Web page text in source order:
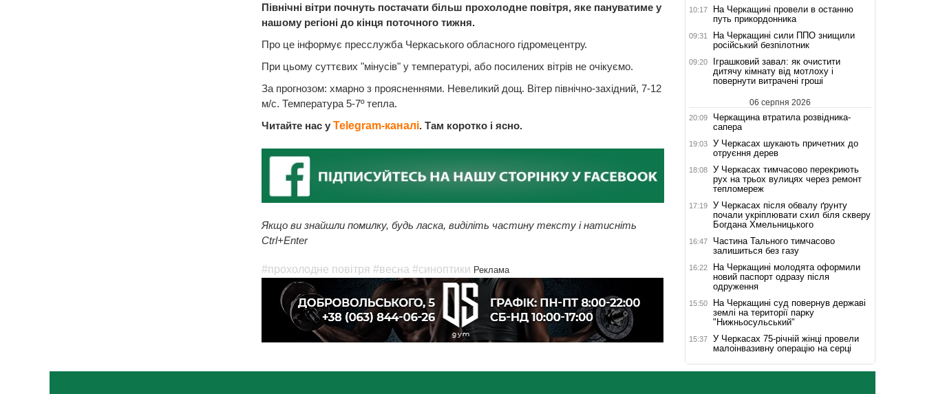
Північні вітри почнуть постачати більш прохолодне повітря, яке пануватиме у
нашому регіоні до кінця поточного тижня.
Про це інформує пресслужба Черкаського обласного гідромецентру.
При цьому суттєвих "мінусів" у температурі, або посилених вітрів не очікуємо.
За прогнозом: хмарно з проясненнями. Невеликий дощ. Вітер північно-західний, 7-12
м/с. Температура 5-7º тепла.
Читайте нас у Telegram-каналі. Там коротко і ясно.
Якщо ви знайшли помилку, будь ласка, виділіть частину тексту і натисніть
Ctrl+Enter
#прохолодне повітря #весна #синоптики Реклама
10:17
На Черкащині провели в останню
путь прикордонника
09:31
На Черкащині сили ППО знищили
російський безпілотник
09:20
Іграшковий завал: як очистити
дитячу кімнату від мотлоху і
повернути витрачені гроші
06 серпня 2026
20:09
Черкащина втратила розвідника-
сапера
19:03
У Черкасах шукають причетних до
отруєння дерев
18:08
У Черкасах тимчасово перекриють
рух на трьох вулицях через ремонт
тепломереж
17:19
У Черкасах після обвалу ґрунту
почали укріплювати схил біля скверу
Богдана Хмельницького
16:47
Частина Тального тимчасово
залишиться без газу
16:22
На Черкащині молодята оформили
новий паспорт одразу після
одруження
15:50
На Черкащині суд повернув державі
землі на території парку
"Нижньосульський"
15:37
У Черкасах 75-річній жінці провели
малоінвазивну операцію на серці